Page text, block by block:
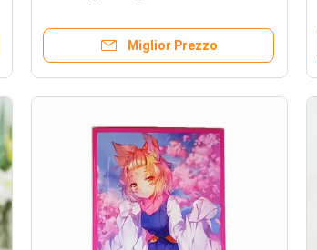
Miglior Prezzo